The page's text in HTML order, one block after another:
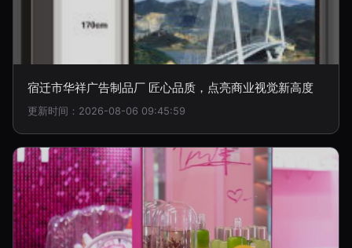
宿迁市华祥广告制品厂 匠心品质，点亮商业视觉新高度
更新时间：2026-08-06 09:45:59